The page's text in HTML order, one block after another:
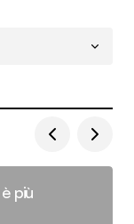
più